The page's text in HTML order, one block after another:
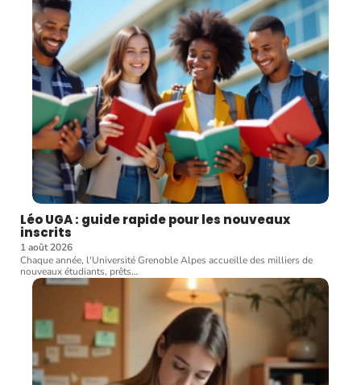
Léo UGA : guide rapide pour les nouveaux
inscrits
1 août 2026
Chaque année, l'Université Grenoble Alpes accueille des milliers de
nouveaux étudiants, prêts…